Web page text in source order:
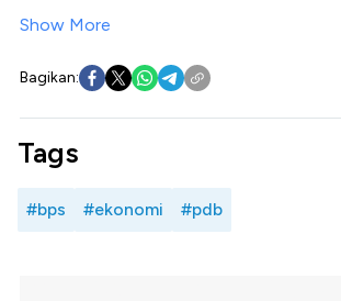
Show More
Bagikan:
Tags
#bps #ekonomi #pdb